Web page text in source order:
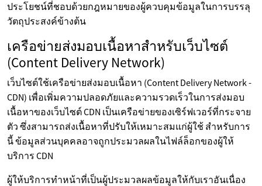
ประโยชน์ที่ชอบด้วยกฎหมายของผู้ควบคุมข้อมูลในการบรรลุ
วัตถุประสงค์ข้างต้น
เครือข่ายส่งมอบเนื้อหาสำหรับเว็บไซต์
(Content Delivery Network)
เว็บไซต์ใช้เครือข่ายส่งมอบเนื้อหา (Content Delivery Network -
CDN) เพื่อเพิ่มความปลอดภัยและความรวดเร็วในการส่งมอบ
เนื้อหาของเว็บไซต์ CDN เป็นเครือข่ายของเซิร์ฟเวอร์ที่กระจาย
ตัว ซึ่งสามารถส่งเนื้อหาที่ปรับให้เหมาะสมแก่ผู้ใช้ สำหรับการ
นี้ ข้อมูลส่วนบุคคลอาจถูกประมวลผลในไฟล์ล็อกของผู้ให้
บริการ CDN
ผู้ให้บริการทำหน้าที่เป็นผู้ประมวลผลข้อมูลให้กับเราอันเนื่อง